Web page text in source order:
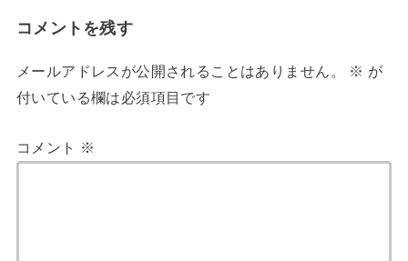
コメントを残す
メールアドレスが公開されることはありません。 ※ が
付いている欄は必須項目です
コメント ※